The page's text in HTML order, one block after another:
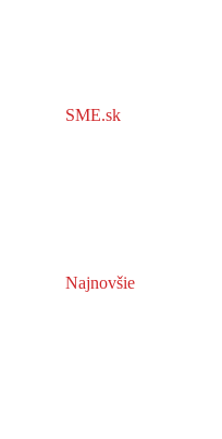
SME.sk
Najnovšie